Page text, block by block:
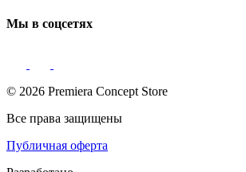
Мы в соцсетях
© 2026 Premiera Concept Store
Все права защищены
Публичная оферта